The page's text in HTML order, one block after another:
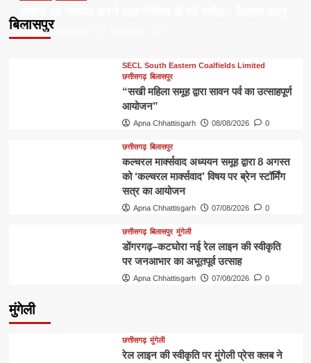
बिलासपुरApna Chhattisgarh
SECL South Eastern Coalfields Limited
छत्तीसगढ़ बिलासपुर
“सखी महिला समूह द्वारा सावन पर्व का उत्साहपूर्ण
आयोजन”
Apna Chhattisgarh 08/08/2026 0
छत्तीसगढ़ बिलासपुर
कल्चरल मार्क्सवाद अध्ययन समूह द्वारा 8 अगस्त
को ‘कल्चरल मार्क्सवाद’ विषय पर ब्रेन स्टॉर्मिंग
सत्र का आयोजन
Apna Chhattisgarh 07/08/2026 0
छत्तीसगढ़ बिलासपुर मुंगेली
डोंगरगढ़–कटघोरा नई रेल लाइन की स्वीकृति
पर जनआभार का अभूतपूर्व उत्साह
Apna Chhattisgarh 07/08/2026 0
मुंगेली
छत्तीसगढ़ मुंगेली
रेल लाइन की स्वीकृति पर मुंगेली प्रेस क्लब ने